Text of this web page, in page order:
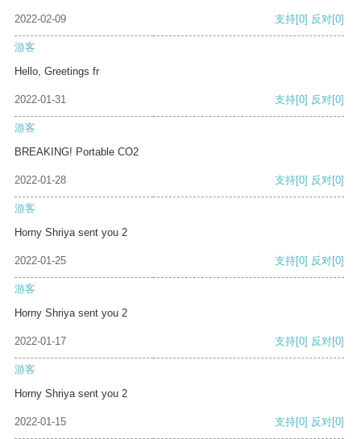
2022-02-09 支持[0] 反对[0]
游客
Hello, Greetings fr
2022-01-31 支持[0] 反对[0]
游客
BREAKING! Portable CO2
2022-01-28 支持[0] 反对[0]
游客
Horny Shriya sent you 2
2022-01-25 支持[0] 反对[0]
游客
Horny Shriya sent you 2
2022-01-17 支持[0] 反对[0]
游客
Horny Shriya sent you 2
2022-01-15 支持[0] 反对[0]